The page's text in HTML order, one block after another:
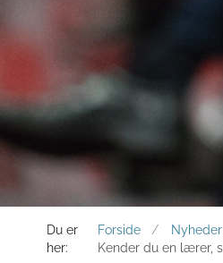
Du er
her:
Forside
Kender du en lærer,